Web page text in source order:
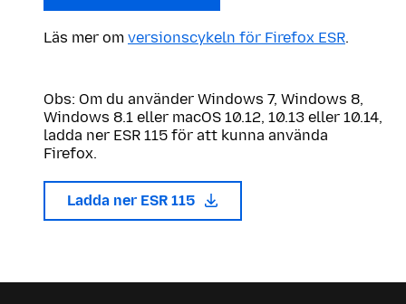
Läs mer om versionscykeln för Firefox ESR.
Obs: Om du använder Windows 7, Windows 8,
Windows 8.1 eller macOS 10.12, 10.13 eller 10.14,
ladda ner ESR 115 för att kunna använda
Firefox.
Ladda ner ESR 115